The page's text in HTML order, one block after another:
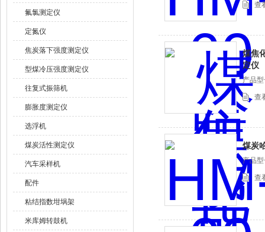
氟氯测定仪
定氮仪
焦炭落下强度测定仪
型煤冷压强度测定仪
往复式振筛机
膨胀度测定仪
选浮机
煤炭活性测定仪
汽车采样机
配件
粘结指数坩埚架
米库姆转鼓机
查
煤焦
定仪
产品型
查
煤炭
产品型
查